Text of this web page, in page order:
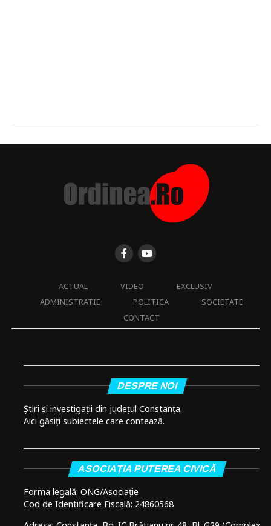
ACTUAL VIDEO
EXCLUSIV
ADMINISTRATIE
POLITICA
SOCIETATE
CONTACT
DESPRE NOI
Știri și investigații din județul Constanța.
Aici găsiți subiectele care contează.
ASOCIAȚIA PUTEREA CIVICĂ
Forma legală: ONG/Asociație
Cod de Identificare Fiscală: 24860568